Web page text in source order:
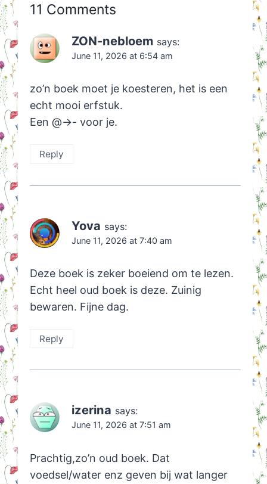
11 Comments
ZON-nebloem says:
June 11, 2026 at 6:54 am
zo’n boek moet je koesteren, het is een
echt mooi erfstuk.
Een @->- voor je.
Reply
Yova says:
June 11, 2026 at 7:40 am
Deze boek is zeker boeiend om te lezen.
Echt heel oud boek is deze. Zuinig
bewaren. Fijne dag.
Reply
izerina says:
June 11, 2026 at 7:51 am
Prachtig,zo’n oud boek. Dat
voedsel/water enz geven bij wat langer